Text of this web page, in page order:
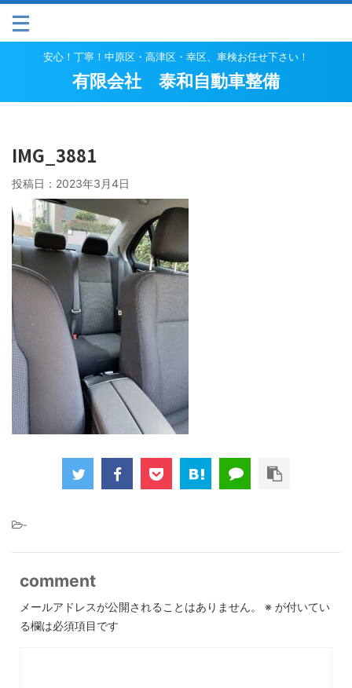
安心！丁寧！中原区・高津区・幸区、車検お任せ下さい！
有限会社 泰和自動車整備
IMG_3881
投稿日： 2023年3月4日
-
comment
メールアドレスが公開されることはありません。 ※ が付いてい
る欄は必須項目です